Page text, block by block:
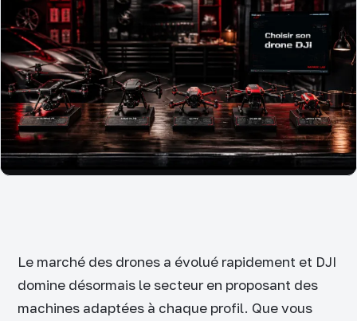
Le marché des drones a évolué rapidement et DJI
domine désormais le secteur en proposant des
machines adaptées à chaque profil. Que vous